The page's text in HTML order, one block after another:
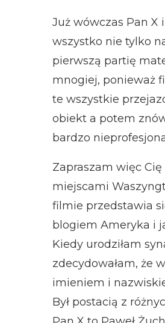
Już wówczas Pan X
wszystko nie tylko
pierwszą partię
mnogiej, ponieważ
te wszystkie
obiekt a potem
bardzo
Zapraszam więc
miejscami
filmie przedstawia
blogiem Ameryka i
Kiedy urodziłam
zdecydowałam, że
imieniem i
Był postacią z